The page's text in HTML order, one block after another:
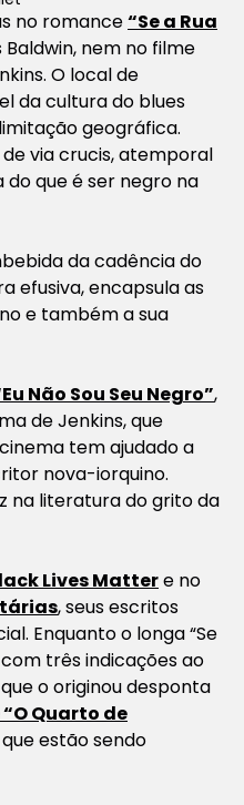
no romance“Se a Rua
Baldwin, nem no filme
O local de
da cultura do blues
geográfica.
via crucis, atemporal
que é ser negro na
da cadência do
efusiva, encapsula as
e também a sua
Não Sou Seu Negro”,
de Jenkins, que
tem ajudado a
nova-iorquino.
na literatura do grito da
LivesMattere no
, seus escritos
Enquanto o longa “Se
com três indicações ao
o originou desponta
Quarto de
estão sendo